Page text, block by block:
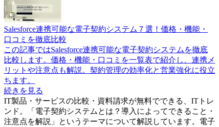
Salesforce連携可能な電子契約システム７選！価格・機能・
口コミを徹底比較
この記事ではSalesforce連携可能な電子契約システムを徹底
比較します。価格・機能・口コミを一覧表で紹介し、連携メ
リットや注意点も解説。契約管理の効率化と営業強化に役立
ちます。
続きを見る
IT製品・サービスの比較・資料請求が無料でできる、ITトレ
ンド。「 電子契約システムとは？導入によってできること・
注意点を解説 」というテーマについて解説しています。 電子